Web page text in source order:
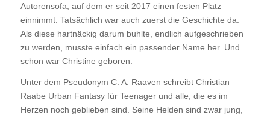
Autorensofa, auf dem er seit 2017 einen festen Platz
einnimmt. Tatsächlich war auch zuerst die Geschichte da.
Als diese hartnäckig darum buhlte, endlich aufgeschrieben
zu werden, musste einfach ein passender Name her. Und
schon war Christine geboren.
Unter dem Pseudonym C. A. Raaven schreibt Christian
Raabe Urban Fantasy für Teenager und alle, die es im
Herzen noch geblieben sind. Seine Helden sind zwar jung,